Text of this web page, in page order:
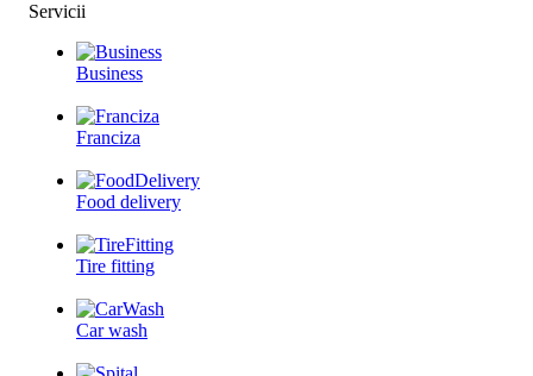
Servicii
Business
Franciza
Food delivery
Tire fitting
Car wash